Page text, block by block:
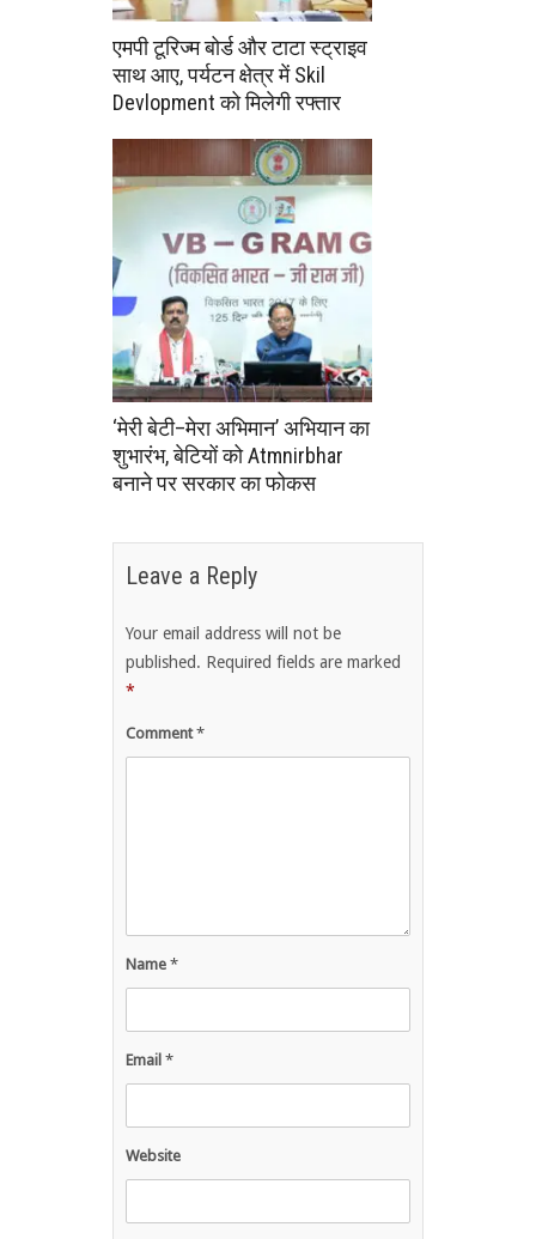
एमपी टूरिज्म बोर्ड और टाटा स्ट्राइव
साथ आए, पर्यटन क्षेत्र में Skil
Devlopment को मिलेगी रफ्तार
‘मेरी बेटी–मेरा अभिमान’ अभियान का
शुभारंभ, बेटियों को Atmnirbhar
बनाने पर सरकार का फोकस
Leave a Reply
Your email address will not be
published. Required fields are marked
*
Comment*
Name *
Email *
Website